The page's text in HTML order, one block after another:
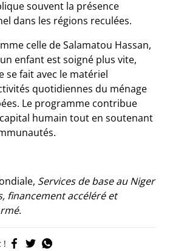
souvent la présence
dans les régions reculées.
celle de Salamatou Hassan,
enfant est soigné plus vite,
se fait avec le matériel
quotidiennes du ménage
Le programme contribue
humain tout en soutenant
Services de base au Niger
financement accéléré et
.
!